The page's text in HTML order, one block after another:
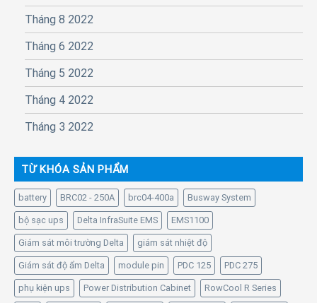
Tháng 8 2022
Tháng 6 2022
Tháng 5 2022
Tháng 4 2022
Tháng 3 2022
TỪ KHÓA SẢN PHẨM
battery BRC02 - 250A brc04-400a Busway System
bộ sạc ups Delta InfraSuite EMS EMS1100
Giám sát môi trường Delta giám sát nhiệt độ
Giám sát độ ẩm Delta module pin PDC 125 PDC 275
phụ kiện ups Power Distribution Cabinet RowCool R Series